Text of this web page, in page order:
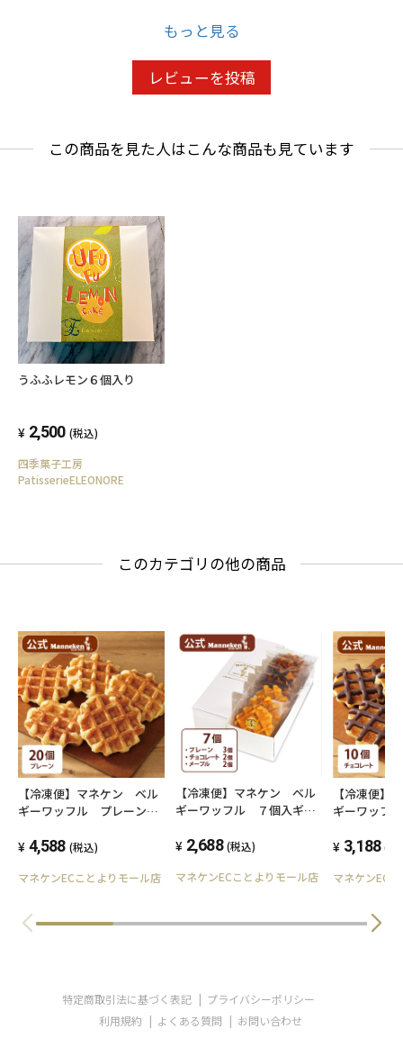
もっと見る
レビューを投稿
この商品を見た人はこんな商品も見ています
うふふレモン６個入り
2,500 (税込)
四季菓子工房
PatisserieELEONORE
このカテゴリの他の商品
【冷凍便】マネケン ベル
ギーワッフル プレーンワ
4,588 (税込)
マネケンECことよりモール店
【冷凍便】マネケン ベル
ギーワッフル ７個入ギフ
2,688 (税込)
マネケンECことよりモール店
【冷凍便
ギーワッフ
み】3,188 (税
マネケンEC
特定商取引法に基づく表記
プライバシーポリシー
利用規約
よくある質問 お問い合わせ